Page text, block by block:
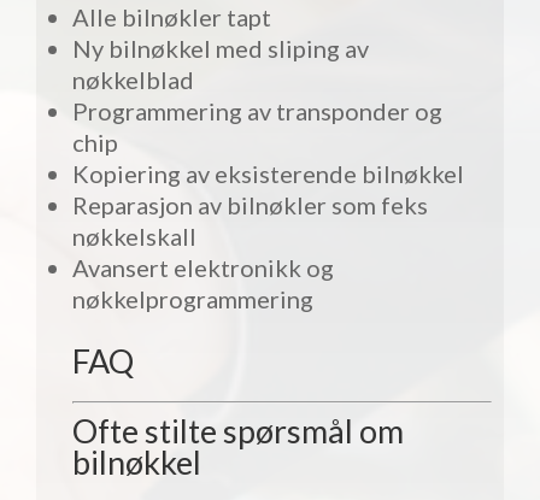
Alle bilnøkler tapt
Ny bilnøkkel med sliping av
nøkkelblad
Programmering av transponder og
chip
Kopiering av eksisterende bilnøkkel
Reparasjon av bilnøkler som feks
nøkkelskall
Avansert elektronikk og
nøkkelprogrammering
FAQ
Ofte stilte spørsmål om
bilnøkkel